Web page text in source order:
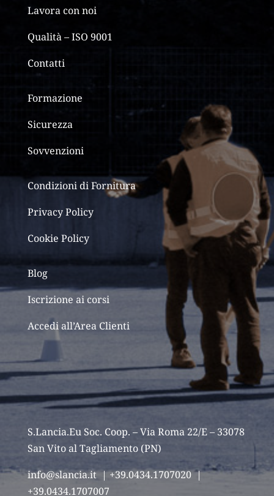
Lavora con noi
Qualità – ISO 9001
Contatti
Formazione
Sicurezza
Sovvenzioni
Condizioni di Fornitura
Privacy Policy
Cookie Policy
Blog
Iscrizione ai corsi
Accedi all’Area Clienti
S.Lancia.Eu Soc. Coop. – Via Roma 22/E – 33078
San Vito al Tagliamento (PN)
info@slancia.it| +39.0434.1707020 |
+39.0434.1707007